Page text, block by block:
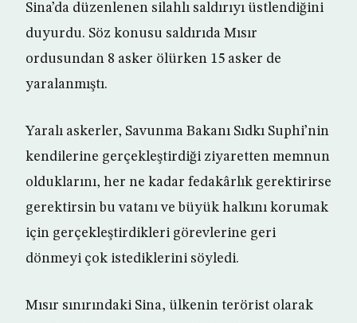
Sina’da düzenlenen silahlı saldırıyı üstlendiğini
duyurdu. Söz konusu saldırıda Mısır
ordusundan 8 asker ölürken 15 asker de
yaralanmıştı.
Yaralı askerler, Savunma Bakanı Sıdkı Suphi’nin
kendilerine gerçekleştirdiği ziyaretten memnun
olduklarını, her ne kadar fedakârlık gerektirirse
gerektirsin bu vatanı ve büyük halkını korumak
için gerçekleştirdikleri görevlerine geri
dönmeyi çok istediklerini söyledi.
Mısır sınırındaki Sina, ülkenin terörist olarak